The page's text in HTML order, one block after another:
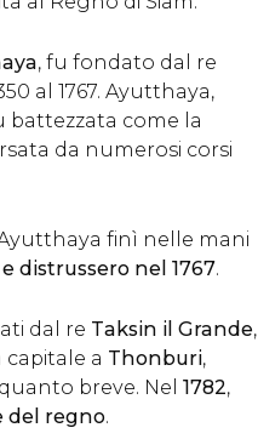
, fu fondato dal re
al 1767. Ayutthaya,
battezzata come la
da numerosi corsi
finì nelle mani
distrussero nel 1767.
dal re Taksin il Grande,
a Thonburi,
breve. Nel 1782,
del regno.